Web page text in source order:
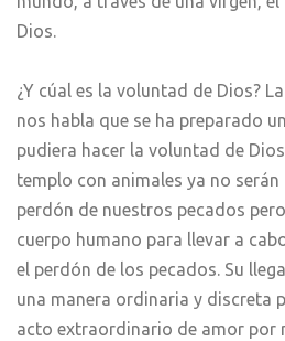
Dios.
¿Y cúal es la voluntad de Dios?
nos habla que se ha preparado
pudiera hacer la voluntad de
templo con animales ya no serán
perdón de nuestros pecados
cuerpo humano para llevar a
el perdón de los pecados. Su
una manera ordinaria y discreta
acto extraordinario de amor por